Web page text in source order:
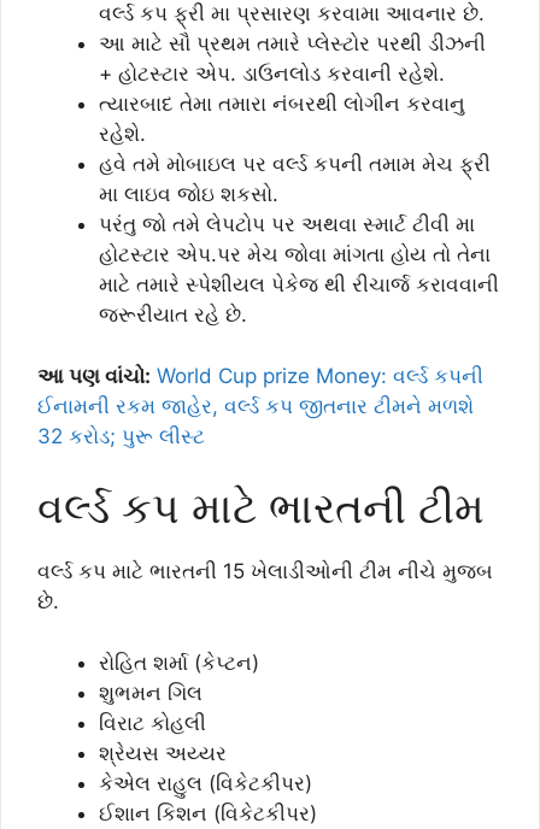
વર્લ્ડ કપ ફ્રી મા પ્રસારણ કરવામા આવનાર છે.
આ માટે સૌ પ્રથમ તમારે પ્લેસ્ટોર પરથી ડીઝની
+ હોટસ્ટાર એપ. ડાઉનલોડ કરવાની રહેશે.
ત્યારબાદ તેમા તમારા નંબરથી લોગીન કરવાનુ
રહેશે.
હવે તમે મોબાઇલ પર વર્લ્ડ કપની તમામ મેચ ફ્રી
મા લાઇવ જોઇ શકસો.
પરંતુ જો તમે લેપટોપ પર અથવા સ્માર્ટ ટીવી મા
હોટસ્ટાર એપ.પર મેચ જોવા માંગતા હોય તો તેના
માટે તમારે સ્પેશીયલ પેકેજ થી રીચાર્જ કરાવવાની
જરૂરીયાત રહે છે.
આ પણ વાંચો: World Cup prize Money: વર્લ્ડ કપની
ઈનામની રકમ જાહેર, વર્લ્ડ કપ જીતનાર ટીમને મળશે
32 કરોડ; પુરૂ લીસ્ટ
વર્લ્ડ કપ માટે ભારતની ટીમ
વર્લ્ડ કપ માટે ભારતની 15 ખેલાડીઓની ટીમ નીચે મુજબ
છે.
રોહિત શર્મા (કેપ્ટન)
શુભમન ગિલ
વિરાટ કોહલી
શ્રેયસ અય્યર
કેએલ રાહુલ (વિકેટકીપર)
ઈશાન કિશન (વિકેટકીપર)